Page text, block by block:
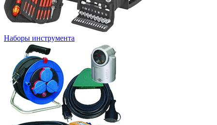
Наборы инструмента